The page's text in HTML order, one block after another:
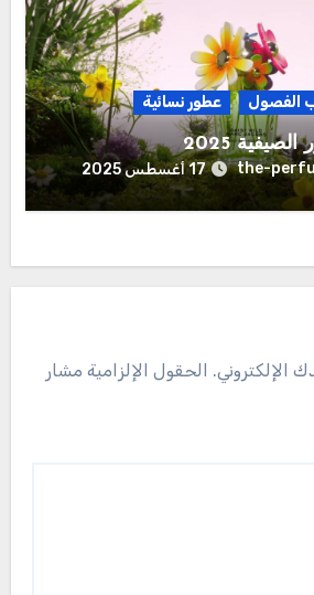
الفصول عطور نسائية
the- 17 أغسطس 2025
الإلكتروني. الحقول الإلزامية مشار